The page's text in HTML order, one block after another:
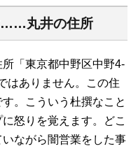
……丸井の住所
「東京都中野区中野4-
はありません。この住
。こういう杜撰なこと
怒りを覚えます。どこ
ながら闇営業をした事